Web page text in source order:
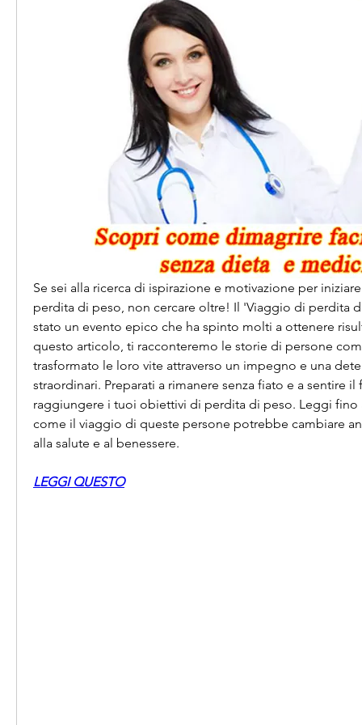
Se sei alla ricerca di ispirazione e motivazione per
perdita di peso, non cercare oltre! Il 'Viaggio di perdita
stato un evento epico che ha spinto molti a ottenere
questo articolo, ti racconteremo le storie di persone
trasformato le loro vite attraverso un impegno e una
straordinari. Preparati a rimanere senza fiato e a sentire
raggiungere i tuoi obiettivi di perdita di peso. Leggi fino
come il viaggio di queste persone potrebbe cambiare
alla salute e al benessere.
LEGGI QUESTO